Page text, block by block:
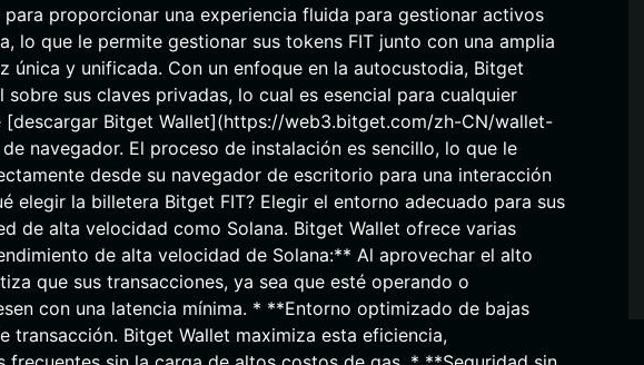
proporcionar una experiencia fluida para gestionar activos
lo que le permite gestionar sus tokens FIT junto con una amplia
y unificada. Con un enfoque en la autocustodia, Bitget
sus claves privadas, lo cual es esencial para cualquier
[descargar Bitget Wallet](https://web3.bitget.com/zh-CN/wallet-
navegador. El proceso de instalación es sencillo, lo que le
desde su navegador de escritorio para una interacción
elegir la billetera Bitget FIT? Elegir el entorno adecuado para sus
de alta velocidad como Solana. Bitget Wallet ofrece varias
de alta velocidad de Solana:** Al aprovechar el alto
que sus transacciones, ya sea que esté operando o
con una latencia mínima. * **Entorno optimizado de bajas
Bitget Wallet maximiza esta eficiencia,